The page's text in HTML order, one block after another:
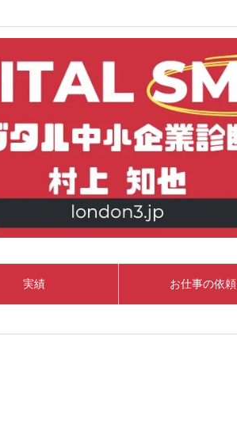
実績 お仕事の依頼